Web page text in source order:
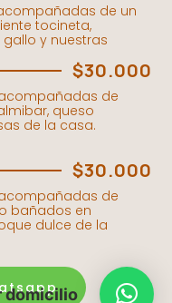
de un
tocineta,
y nuestras
$30.000
de
queso
de la casa.
$30.000
de
bañados en
dulce de la
domicilio